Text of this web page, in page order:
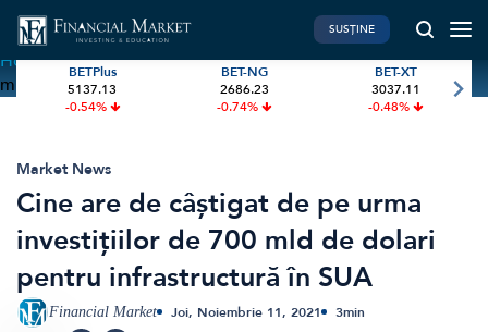
Home»Cine are de câștigat de pe urma investițiilor de 700
mld de dolari pentru infrastructură în SUA
PIATA DE CAPITAL
Investiții
International
BVB Recap
Bursa
Acțiunea Zilei
FINANTE PERSONALE
Pensie & taxe
Credite
Asigurari
Start-Up
SUSȚINE
BETPlus
5137.13
-0.54%
BET-NG
2686.23
-0.74%
BET-XT
3037.11
-0.48%
Market News
Cine are de câștigat de pe urma
investițiilor de 700 mld de dolari
pentru infrastructură în SUA
Financial Market Joi, Noiembrie 11, 2021 3min